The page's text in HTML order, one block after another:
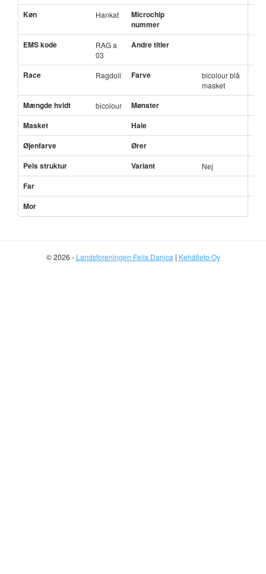
Køn Hankat
Microchip
nummer
EMS kode
RAG a
03
Andre titler
Race Ragdoll Farve
bicolour blå
masket
Mængde hvidt bicolour
Mønster
Masket
Hale
Øjenfarve
Ører
Pels struktur
Variant Nej
Far
Mor
© 2026 - Landsforeningen Felis Danica | Kehätieto Oy